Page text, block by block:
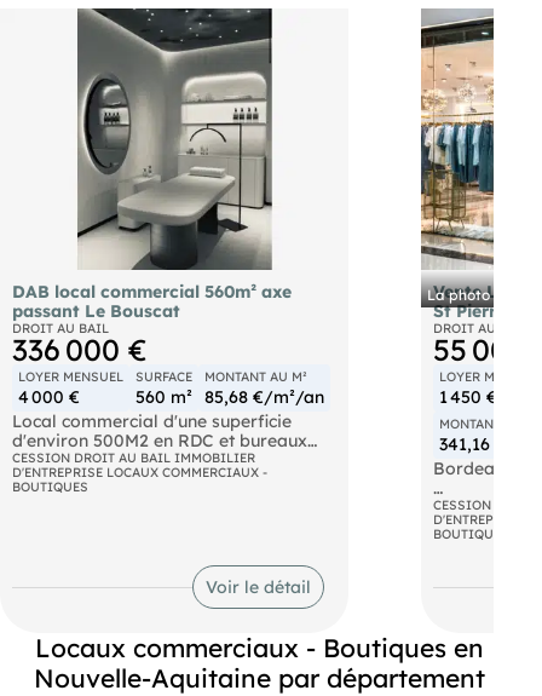
DAB local commercial 560m² axe
passant Le Bouscat
DROIT AU BAIL
336 000 €
LOYER MENSUEL
4 000 €
SURFACE
560 m²
MONTANT AU M²
85,68 €/m²/an
Local commercial d'une superficie
d'environ 500M2 en RDC et bureaux
d'environ 60M2 à l'étage Une quinzaine
de places de stationnement privatives
- Environnement résidentiel et
clinique esthétique ou pôle médical
CESSION DROIT AU BAIL IMMOBILIER
D'ENTREPRISE LOCAUX COMMERCIAUX -
BOUTIQUES
Voir le détail
La photo
Vente Local
St Pierre
DROIT AU BAIL
55 000
LOYER
1 450 €
MONTANT AU M²
341,16 €/
Bordeaux
Local
sauf
Légumes
Quartier
CESSION
D'ENTREPRISE
BOUTIQUES
Locaux commerciaux - Boutiques en
Nouvelle-Aquitaine par département